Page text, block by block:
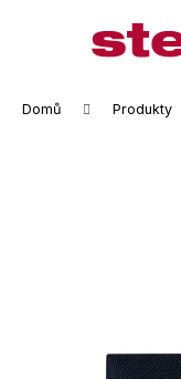
Domů Produkty
Zpět
Zpět